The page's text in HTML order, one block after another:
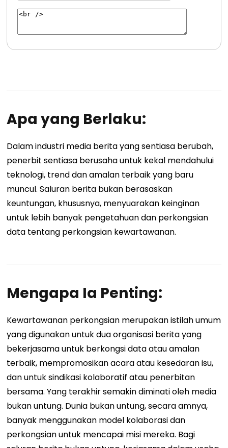
Apa yang Berlaku:
Dalam industri media berita yang sentiasa berubah,
penerbit sentiasa berusaha untuk kekal mendahului
teknologi, trend dan amalan terbaik yang baru
muncul. Saluran berita bukan berasaskan
keuntungan, khususnya, menyuarakan keinginan
untuk lebih banyak pengetahuan dan perkongsian
data tentang perkongsian kewartawanan.
Mengapa Ia Penting:
Kewartawanan perkongsian merupakan istilah umum
yang digunakan untuk dua organisasi berita yang
bekerjasama untuk berkongsi data atau amalan
terbaik, mempromosikan acara atau kesedaran isu,
dan untuk sindikasi kolaboratif atau penerbitan
bersama. Yang terakhir semakin diminati oleh media
bukan untung. Dunia bukan untung, secara amnya,
banyak menggunakan model kolaborasi dan
perkongsian untuk mencapai misi mereka. Bagi